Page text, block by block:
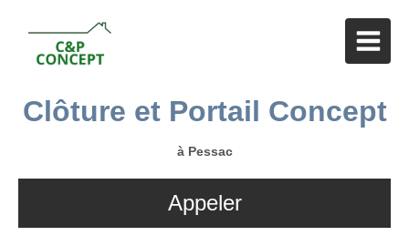
Clôture et Portail Concept
à Pessac
Appeler